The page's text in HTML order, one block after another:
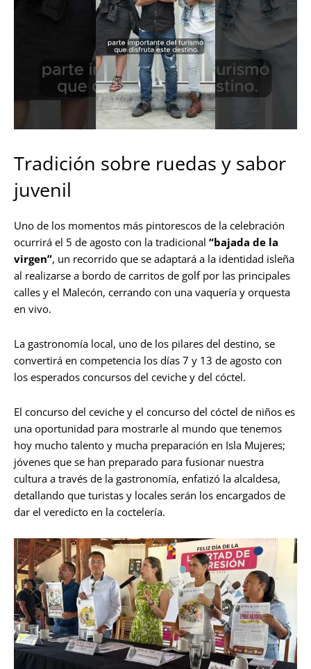
Tradición sobre ruedas y sabor
juvenil
Uno de los momentos más pintorescos de la celebración
ocurrirá el 5 de agosto con la tradicional “bajada de la
virgen”, un recorrido que se adaptará a la identidad isleña
al realizarse a bordo de carritos de golf por las principales
calles y el Malecón, cerrando con una vaquería y orquesta
en vivo.
La gastronomía local, uno de los pilares del destino, se
convertirá en competencia los días 7 y 13 de agosto con
los esperados concursos del ceviche y del cóctel.
El concurso del ceviche y el concurso del cóctel de niños es
una oportunidad para mostrarle al mundo que tenemos
hoy mucho talento y mucha preparación en Isla Mujeres;
jóvenes que se han preparado para fusionar nuestra
cultura a través de la gastronomía, enfatizó la alcaldesa,
detallando que turistas y locales serán los encargados de
dar el veredicto en la coctelería.